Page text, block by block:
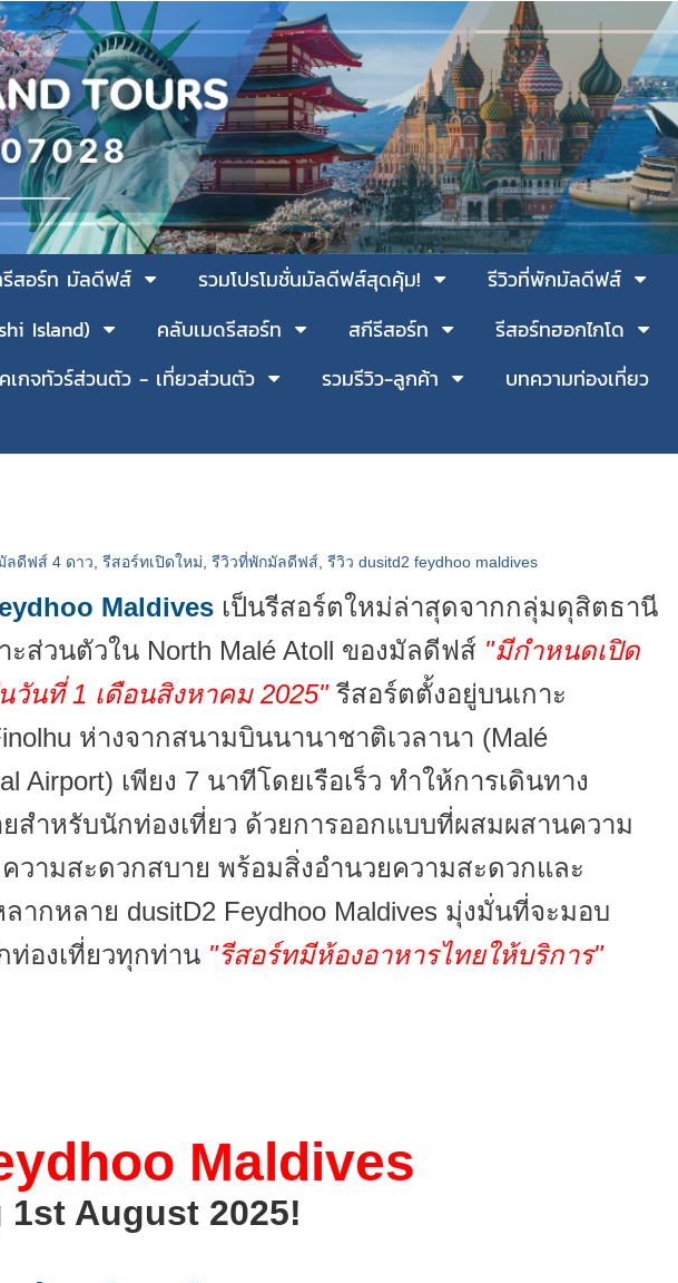
รีสอร์ท มัลดีฟส์ รวมโปรโมชั่นมัลดีฟส์สุดคุ้ม!
รีวิวที่พักมัลดีฟส์
Island) คลับเมดรีสอร์ท สกีรีสอร์ท
รีสอร์ทฮอกไกโด
เกจทัวร์ส่วนตัว - เที่ยวส่วนตัว รวมรีวิว-ลูกค้า
บทความท่องเที่ยว
ลดีฟส์ 4 ดาว ,รีสอร์ทเปิดใหม่ ,รีวิวที่พักมัลดีฟส์ ,รีวิว dusitd2 feydhoo maldives
Maldivesเป็นรีสอร์ตใหม่ล่าสุดจากกลุ่มดุสิตธานี
ะส่วนตัวใน North Malé Atoll ของมัลดีฟส์ "มีกำหนดเปิด
วันที่ 1 เดือนสิงหาคม 2025"รีสอร์ตตั้งอยู่บนเกาะ
ห่างจากสนามบินนานาชาติเวลานา (Malé
Airport) เพียง 7 นาทีโดยเรือเร็ว ทำให้การเดินทาง
สำหรับนักท่องเที่ยว ด้วยการออกแบบที่ผสมผสานความ
วามสะดวกสบาย พร้อมสิ่งอำนวยความสะดวกและ
ากหลาย dusitD2 Feydhoo Maldives มุ่งมั่นที่จะมอบ
องเที่ยวทุกท่าน"รีสอร์ทมีห้องอาหารไทยให้บริการ"
Maldives
1st August 2025!